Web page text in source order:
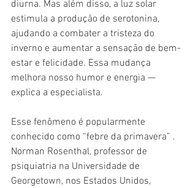
diurna. Mas além disso, a luz solar
estimula a produção de serotonina,
ajudando a combater a tristeza do
inverno e aumentar a sensação de bem-
estar e felicidade. Essa mudança
melhora nosso humor e energia —
explica a especialista.
Esse fenômeno é popularmente
conhecido como “febre da primavera” .
Norman Rosenthal, professor de
psiquiatria na Universidade de
Georgetown, nos Estados Unidos,